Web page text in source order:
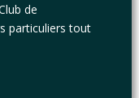
de
particuliers tout